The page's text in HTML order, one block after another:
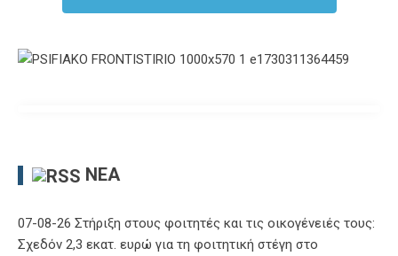
ΝΈΑ
07-08-26 Στήριξη στους φοιτητές και τις οικογένειές τους:
Σχεδόν 2,3 εκατ. ευρώ για τη φοιτητική στέγη στο